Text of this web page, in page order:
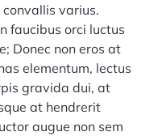
varius.
faucibus orci luctus
Donec non eros at
elementum, lectus
gravida dui, at
at hendrerit
augue non sem